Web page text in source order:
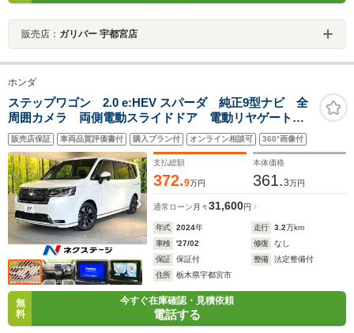
販売店： ガリバー 宇都宮店
ホンダ
ステップワゴン 2.0 e:HEV スパーダ 純正9型ナビ 全
周囲カメラ 両側電動スライドドア 電動リヤゲート
前席シートヒーター アダプティブクルーズコントロー
ル ETC LEDヘッドライト 電動パーキングブレー
キ クリアランスソナー 禁煙車
販売店保証 車両品質評価書付 購入プラン付 オンライン相談可 360°画像付
支払総額
372.9万円
本体価格
361.3万円
通常ローン 月々31,600円
年式 2024年 走行 3.2万km
車検
'27/02 修復
なし
保証
保証付 整備
法定整備付
住所
栃木県宇都宮市
無
料
今すぐ在庫確認・見積依頼
電話する